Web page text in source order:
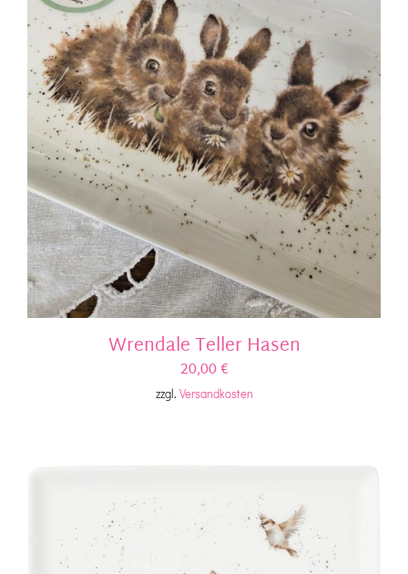
Wrendale Teller Hasen
20,00€
zzgl. Versandkosten